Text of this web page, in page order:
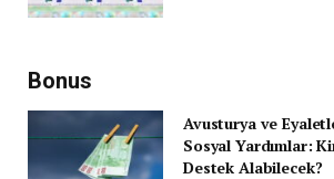
Bonus
Avusturya ve
Sosyal Yardımlar:
Destek Alabilecek?